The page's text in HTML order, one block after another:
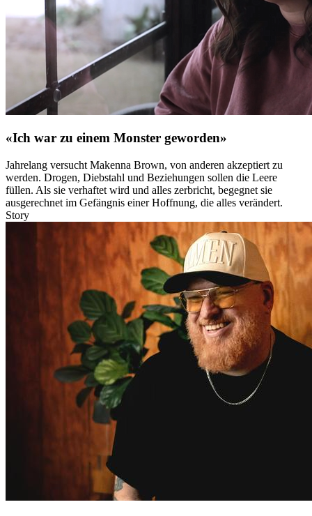
«Ich war zu einem Monster geworden»
Jahrelang versucht Makenna Brown, von anderen akzeptiert zu
werden. Drogen, Diebstahl und Beziehungen sollen die Leere
füllen. Als sie verhaftet wird und alles zerbricht, begegnet sie
ausgerechnet im Gefängnis einer Hoffnung, die alles verändert.
Story